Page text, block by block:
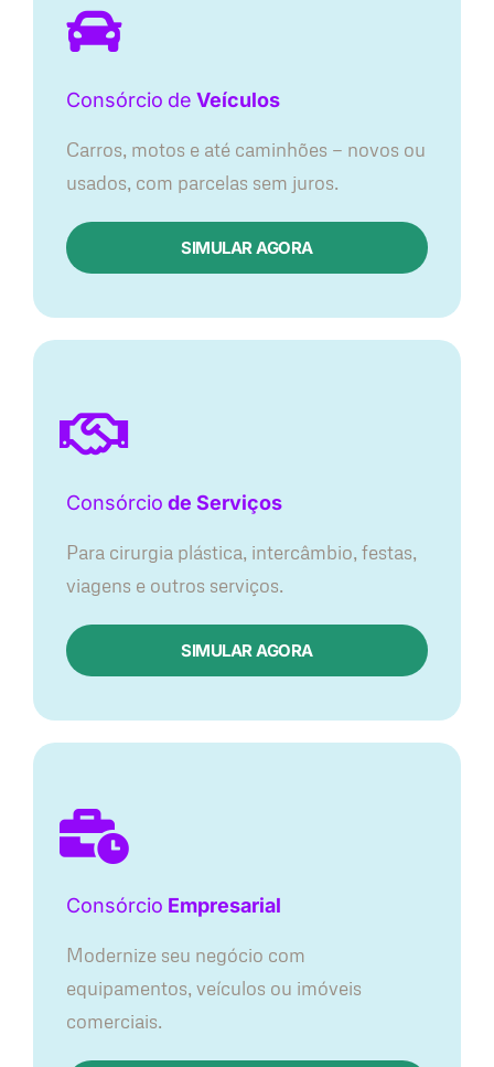
Consórcio de Veículos
Carros, motos e até caminhões — novos ou
usados, com parcelas sem juros.
SIMULAR AGORA
Consórcio de Serviços
Para cirurgia plástica, intercâmbio, festas,
viagens e outros serviços.
SIMULAR AGORA
Consórcio Empresarial
Modernize seu negócio com
equipamentos, veículos ou imóveis
comerciais.